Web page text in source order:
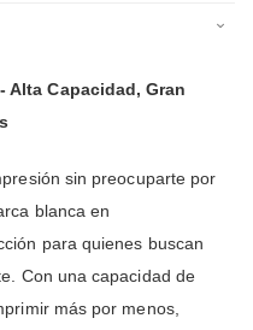
Alta Capacidad, Gran
sin preocuparte por
blanca en
para quienes buscan
Con una capacidad de
más por menos,